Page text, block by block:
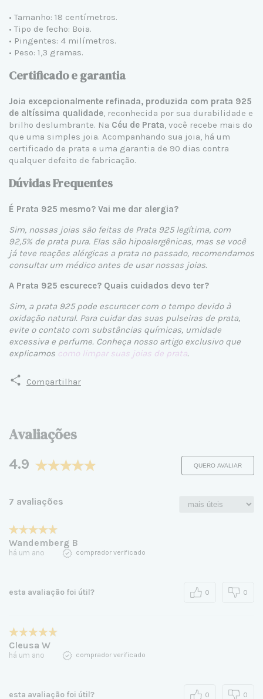
• Tamanho: 18 centímetros.
• Tipo de fecho: Boia.
• Pingentes: 4 milímetros.
• Peso: 1,3 gramas.
Certificado e garantia
Joia excepcionalmente refinada, produzida com prata 925
de altíssima qualidade, reconhecida por sua durabilidade e
brilho deslumbrante. Na Céu de Prata, você recebe mais do
que uma simples joia. Acompanhando sua joia, há um
certificado de prata e uma garantia de 90 dias contra
qualquer defeito de fabricação.
Dúvidas Frequentes
É Prata 925 mesmo? Vai me dar alergia?
Sim, nossas joias são feitas de Prata 925 legítima, com
92,5% de prata pura. Elas são hipoalergênicas, mas se você
já teve reações alérgicas a prata no passado, recomendamos
consultar um médico antes de usar nossas joias.
A Prata 925 escurece? Quais cuidados devo ter?
Sim, a prata 925 pode escurecer com o tempo devido à
oxidação natural. Para cuidar das suas pulseiras de prata,
evite o contato com substâncias químicas, umidade
excessiva e perfume. Conheça nosso artigo exclusivo que
explicamos como limpar suas joias de prata.
Compartilhar
Avaliações
4.9 QUERO AVALIAR
7 avaliações
Wandemberg B
há um ano comprador verificado
esta avaliação foi útil? 0 0
Cleusa W
há um ano comprador verificado
esta avaliação foi útil? 0 0